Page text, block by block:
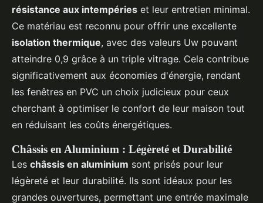
résistance aux intempéries et leur entretien minimal.
Ce matériau est reconnu pour offrir une excellente
isolation thermique, avec des valeurs Uw pouvant
atteindre 0,9 grâce à un triple vitrage. Cela contribue
significativement aux économies d'énergie, rendant
les fenêtres en PVC un choix judicieux pour ceux
cherchant à optimiser le confort de leur maison tout
en réduisant les coûts énergétiques.
Châssis en Aluminium : Légèreté et Durabilité
Les châssis en aluminium sont prisés pour leur
légèreté et leur durabilité. Ils sont idéaux pour les
grandes ouvertures, permettant une entrée maximale